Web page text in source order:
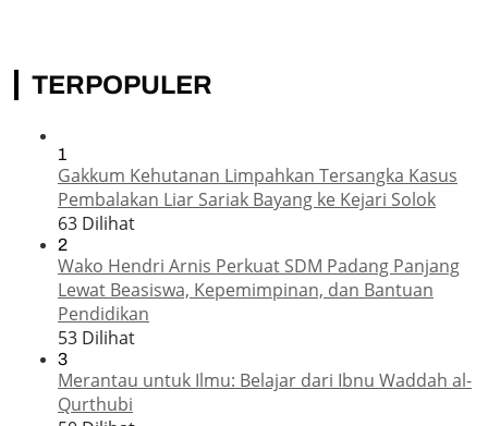
TERPOPULER
1
Gakkum Kehutanan Limpahkan Tersangka Kasus
Pembalakan Liar Sariak Bayang ke Kejari Solok
63 Dilihat
2
Wako Hendri Arnis Perkuat SDM Padang Panjang
Lewat Beasiswa, Kepemimpinan, dan Bantuan
Pendidikan
53 Dilihat
3
Merantau untuk Ilmu: Belajar dari Ibnu Waddah al-
Qurthubi